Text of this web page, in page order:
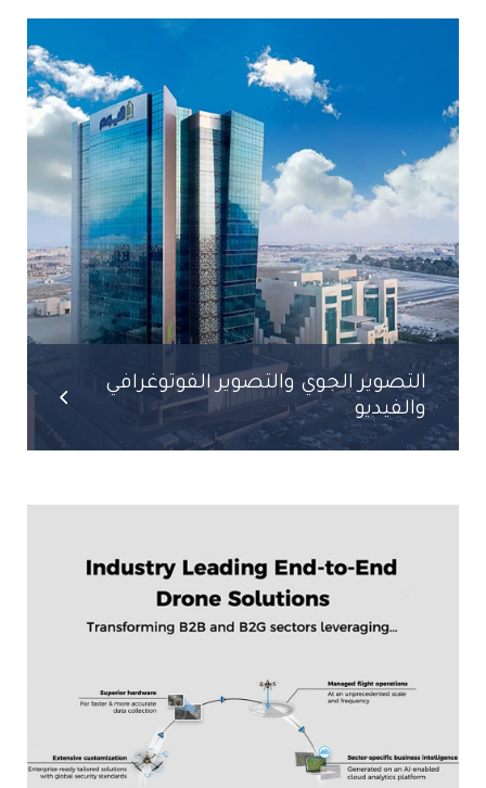
التصوير الجوي والتصوير الفوتوغرافي
والفيديو